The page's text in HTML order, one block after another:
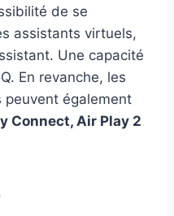
de se
assistants virtuels,
Une capacité
En revanche, les
également
Connect, Air Play 2